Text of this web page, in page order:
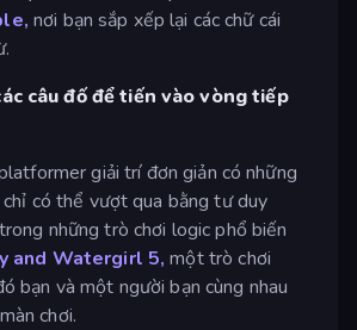
nơi bạn sắp xếp lại các chữ cái
câu đố để tiến vào vòng tiếp
giải trí đơn giản có những
có thể vượt qua bằng tư duy
những trò chơi logic phổ biến
and Watergirl 5, một trò chơi
bạn và một người bạn cùng nhau
chơi.